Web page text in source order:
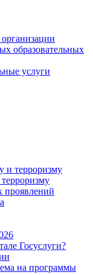
образовательных
услуги
и терроризму
проявлений
Госуслуги?
на программы